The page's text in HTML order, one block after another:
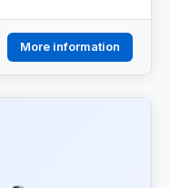
More information